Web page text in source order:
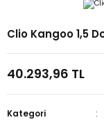
Clio Kangoo 1,5
40.293,96 TL
Kategori